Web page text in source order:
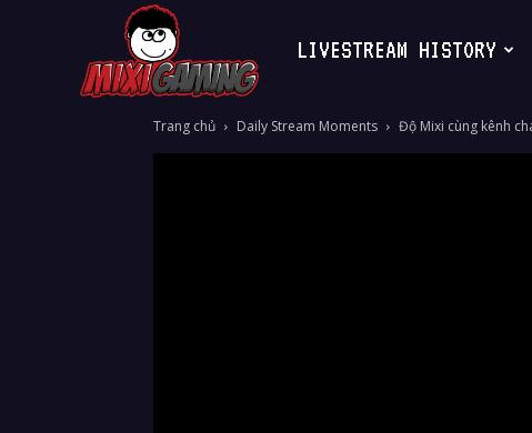
MixiGaming
LIVESTREAM HISTORY
Trang chủ Daily Stream Moments Độ Mixi cùng kênh